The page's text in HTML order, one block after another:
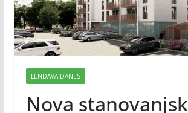
LENDAVA DANES
Nova